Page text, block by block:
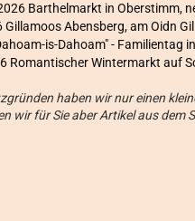
Barthelmarkt in Oberstimm,
Gillamoos Abensberg, am Oidn
is-Dahoam" - Familientag
Romantischer Wintermarkt auf
haben wir nur einen
wir für Sie aber Artikel aus dem